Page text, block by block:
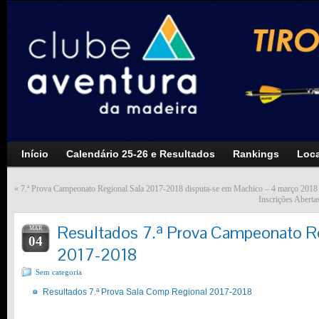
Início Calendário 25-26 e Resultados Rankings
« 7.ª Prova Campeonato Regional Sala 2017-2018 disputa-se em Machico – 4 março 2018
Inscrições
MAR
04
Resultados 7.ª Prova Campeonato
2017-2018
Sem categoria
Resultados 7.ª Prova Sala Comp Regional 2017-2018